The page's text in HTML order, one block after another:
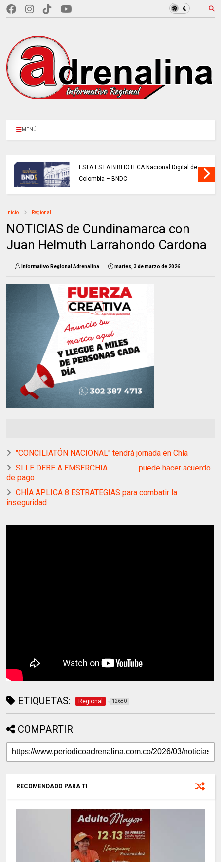
MENÚ
ESTA ES LA BIBLIOTECA Nacional Digital de
Colombia – BNDC
Inicio Regional
NOTICIAS de Cundinamarca con
Juan Helmuth Larrahondo Cardona
Informativo Regional Adrenalina martes, 3 de marzo de 2026
"CONCILIATÓN NACIONAL" tendrá jornada en Chía
SI LE DEBE A EMSERCHIA.....................puede hacer acuerdo
de pago
CHÍA APLICA 8 ESTRATEGIAS para combatir la
inseguridad
ETIQUETAS: Regional 12680
COMPARTIR:
RECOMENDADO PARA TI